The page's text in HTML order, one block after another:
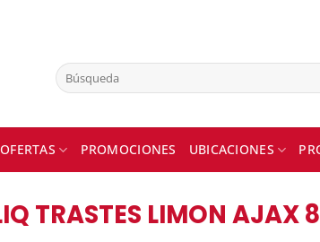
Buscar
por:
OFERTAS PROMOCIONES UBICACIONES
TRASTES LIMON AJAX